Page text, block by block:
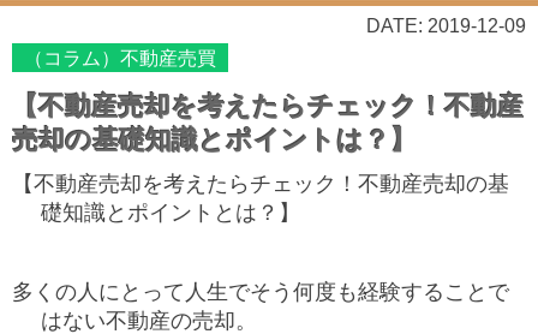
DATE: 2019-12-09
（コラム）不動産売買
【不動産売却を考えたらチェック！不動産
売却の基礎知識とポイントは？】
【不動産売却を考えたらチェック！不動産売却の基
礎知識とポイントとは？】
多くの人にとって人生でそう何度も経験することで
はない不動産の売却。